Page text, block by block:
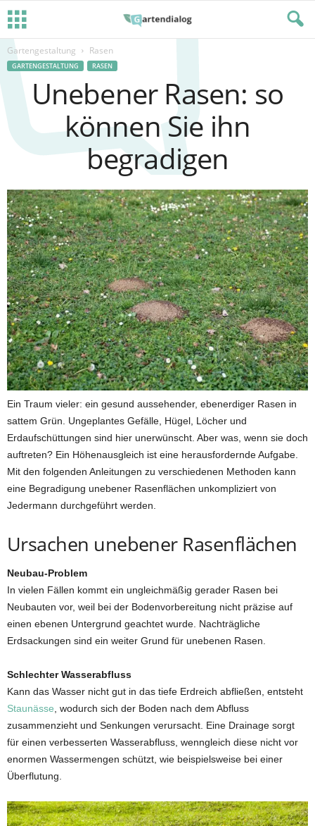
Gartengestaltung Rasen
GARTENGESTALTUNG RASEN
Unebener Rasen: so
können Sie ihn
begradigen
Ein Traum vieler: ein gesund aussehender, ebenerdiger Rasen in
sattem Grün. Ungeplantes Gefälle, Hügel, Löcher und
Erdaufschüttungen sind hier unerwünscht. Aber was, wenn sie doch
auftreten? Ein Höhenausgleich ist eine herausfordernde Aufgabe.
Mit den folgenden Anleitungen zu verschiedenen Methoden kann
eine Begradigung unebener Rasenflächen unkompliziert von
Jedermann durchgeführt werden.
Ursachen unebener Rasenflächen
Neubau-Problem
In vielen Fällen kommt ein ungleichmäßig gerader Rasen bei
Neubauten vor, weil bei der Bodenvorbereitung nicht präzise auf
einen ebenen Untergrund geachtet wurde. Nachträgliche
Erdsackungen sind ein weiter Grund für unebenen Rasen.
Schlechter Wasserabfluss
Kann das Wasser nicht gut in das tiefe Erdreich abfließen, entsteht
Staunässe, wodurch sich der Boden nach dem Abfluss
zusammenzieht und Senkungen verursacht. Eine Drainage sorgt
für einen verbesserten Wasserabfluss, wenngleich diese nicht vor
enormen Wassermengen schützt, wie beispielsweise bei einer
Überflutung.